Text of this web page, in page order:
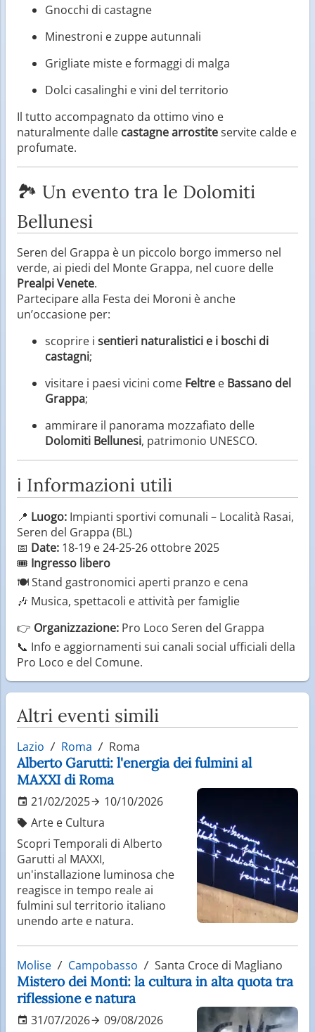
Gnocchi di castagne
Minestroni e zuppe autunnali
Grigliate miste e formaggi di malga
Dolci casalinghi e vini del territorio
Il tutto accompagnato da ottimo vino e
naturalmente dalle castagne arrostiteservite calde e
profumate.
🏞️ Un evento tra le Dolomiti
Bellunesi
Seren del Grappa è un piccolo borgo immerso nel
verde, ai piedi del Monte Grappa, nel cuore delle
Prealpi Venete.
Partecipare alla Festa dei Moroni è anche
un’occasione per:
scoprire i sentieri naturalistici e i boschi di
castagni;
visitare i paesi vicini come Feltre e Bassano del
Grappa;
ammirare il panorama mozzafiato delle
Dolomiti Bellunesi, patrimonio UNESCO.
ℹ️ Informazioni utili
📍 Luogo: Impianti sportivi comunali – Località Rasai,
Seren del Grappa (BL)
📅 Date: 18-19 e 24-25-26 ottobre 2025
🎟️ Ingresso libero
🍽️ Stand gastronomici aperti pranzo e cena
🎶 Musica, spettacoli e attività per famiglie
👉 Organizzazione: Pro Loco Seren del Grappa
📞 Info e aggiornamenti sui canali social ufficiali della
Pro Loco e del Comune.
Altri eventi simili
Lazio Roma Roma
Alberto Garutti: l'energia dei fulmini al
MAXXI di Roma
21/02/2025
10/10/2026
Arte e Cultura
Scopri Temporali di Alberto
Garutti al MAXXI,
un'installazione luminosa che
reagisce in tempo reale ai
fulmini sul territorio italiano
unendo arte e natura.
Molise Campobasso Santa Croce di Magliano
Mistero dei Monti: la cultura in alta quota tra
riflessione e natura
31/07/2026
09/08/2026